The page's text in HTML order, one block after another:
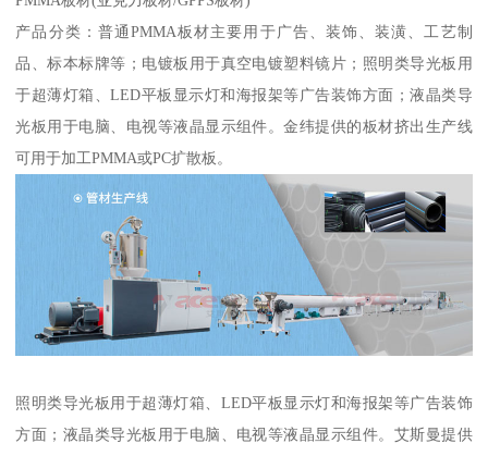
产品分类：普通PMMA板材主要用于广告、装饰、装潢、工艺制
品、标本标牌等；电镀板用于真空电镀塑料镜片；照明类导光板用
于超薄灯箱、LED平板显示灯和海报架等广告装饰方面；液晶类导
光板用于电脑、电视等液晶显示组件。金纬提供的板材挤出生产线
可用于加工PMMA或PC扩散板。
照明类导光板用于超薄灯箱、LED平板显示灯和海报架等广告装饰
方面；液晶类导光板用于电脑、电视等液晶显示组件。艾斯曼提供